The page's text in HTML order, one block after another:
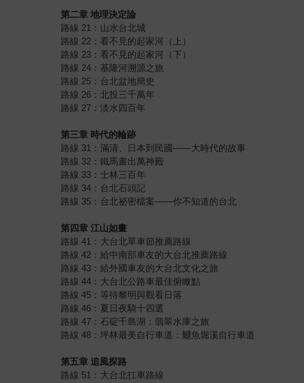
第二章 地理決定論
路線 21：山水台北城
路線 22：看不見的起家河（上）
路線 23：看不見的起家河（下）
路線 24：基隆河溯源之旅
路線 25：台北盆地簡史
路線 26：北投三千萬年
路線 27：淡水四百年
第三章 時代的輪跡
路線 31：滿清、日本到民國——大時代的故事
路線 32：鐵馬畫出萬神殿
路線 33：士林三百年
路線 34：台北石頭記
路線 35：台北祕密檔案——你不知道的台北
第四章 江山如畫
路線 41：大台北單車節推薦路線
路線 42：給中南部車友的大台北推薦路線
路線 43：給外國車友的大台北文化之旅
路線 44：大台北公路車最佳俯瞰點
路線 45：等待黎明與觀看日落
路線 46：夏日夜騎十四選
路線 47：石碇千島湖：翡翠水庫之旅
路線 48：坪林最美自行車道：𩻸魚堀溪自行車道
第五章 追風探路
路線 51：大台北扛車路線